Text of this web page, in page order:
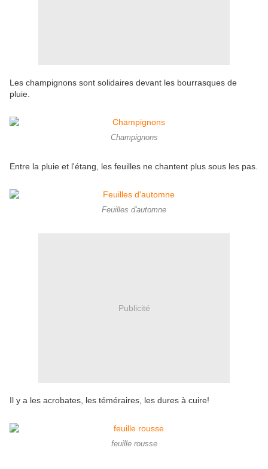
Les champignons sont solidaires devant les bourrasques de
pluie.
Champignons
Entre la pluie et l'étang, les feuilles ne chantent plus sous les pas.
Feuilles d'automne
Publicité
Il y a les acrobates, les téméraires, les dures à cuire!
feuille rousse